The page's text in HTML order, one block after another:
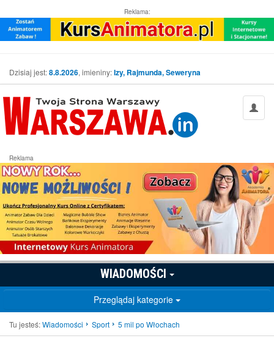
Reklama:
Dzisiaj jest:8.8.2026, imieniny:Izy, Rajmunda, Seweryna
Reklama
WIADOMOŚCI
Przeglądaj kategorie
Tu jesteś:Wiadomości Sport 5 mil po Włochach